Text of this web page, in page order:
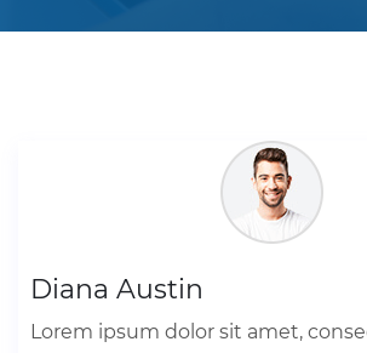
Diana Austin
Lorem ipsum dolor sit amet,